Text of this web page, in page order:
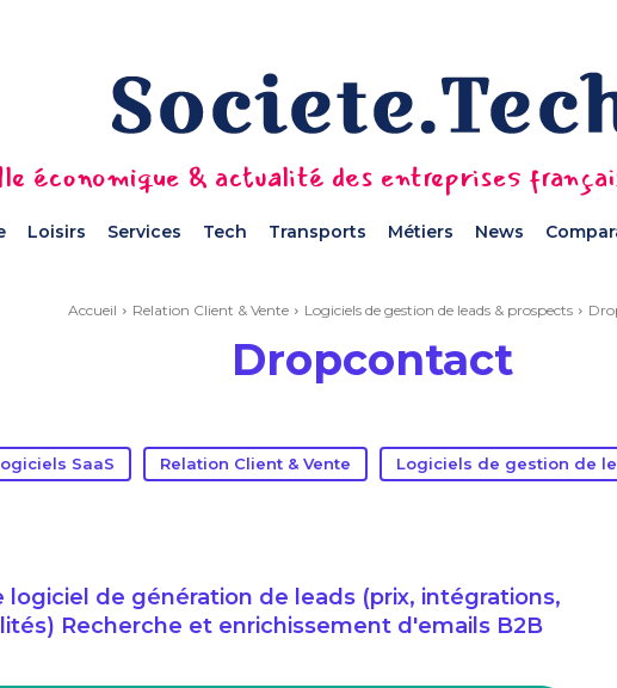
économique & actualité des entreprises
Loisirs Services Tech Transports Métiers News
Accueil Relation Client & Vente Logiciels de gestion de leads & prospects
Dropcontact
SaaS Relation Client & Vente Logiciels de gestion de
logiciel de génération de leads (prix, intégrations,
Recherche et enrichissement d'emails B2B